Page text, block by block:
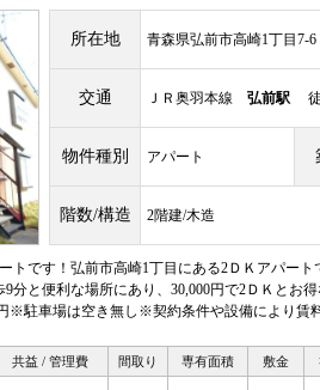
所在地 青森県弘前市高崎1丁目7-6
交通 ＪＲ奥羽本線 弘前駅 徒
物件種別 アパート
階数/構造 2階建/木造
トです！弘前市高崎1丁目にある2ＤＫアパー
分と便利な場所にあり、30,000円で2ＤＫとお
※駐車場は空き無し※契約条件や設備により賃
共益 / 管理費 間取り 専有面積 敷金